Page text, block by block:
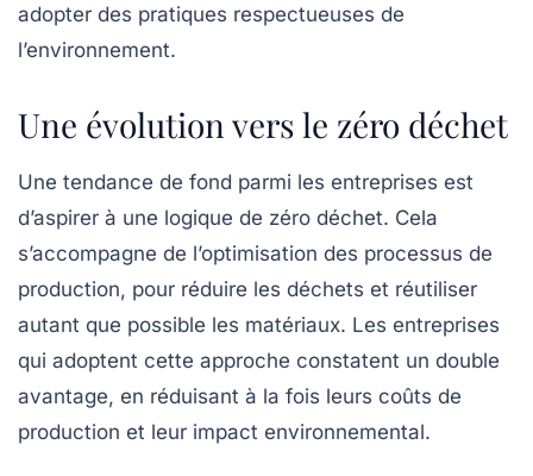
adopter des pratiques respectueuses de
l’environnement.
Une évolution vers le zéro déchet
Une tendance de fond parmi les entreprises est
d’aspirer à une logique de zéro déchet. Cela
s’accompagne de l’optimisation des processus de
production, pour réduire les déchets et réutiliser
autant que possible les matériaux. Les entreprises
qui adoptent cette approche constatent un double
avantage, en réduisant à la fois leurs coûts de
production et leur impact environnemental.